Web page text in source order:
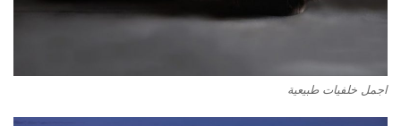
اجمل خلفيات طبيعية